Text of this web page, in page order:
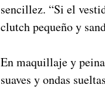
sencillez. “Si el
clutch pequeño y
En maquillaje y
suaves y ondas